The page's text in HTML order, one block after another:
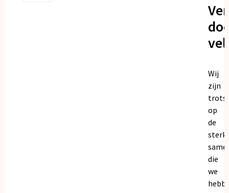
Wij
zijn
trots
op
de
die
we